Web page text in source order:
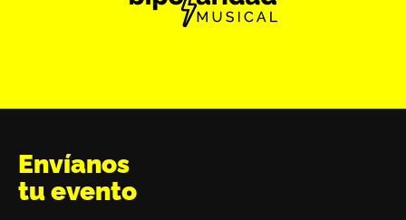
Envíanos
tu evento